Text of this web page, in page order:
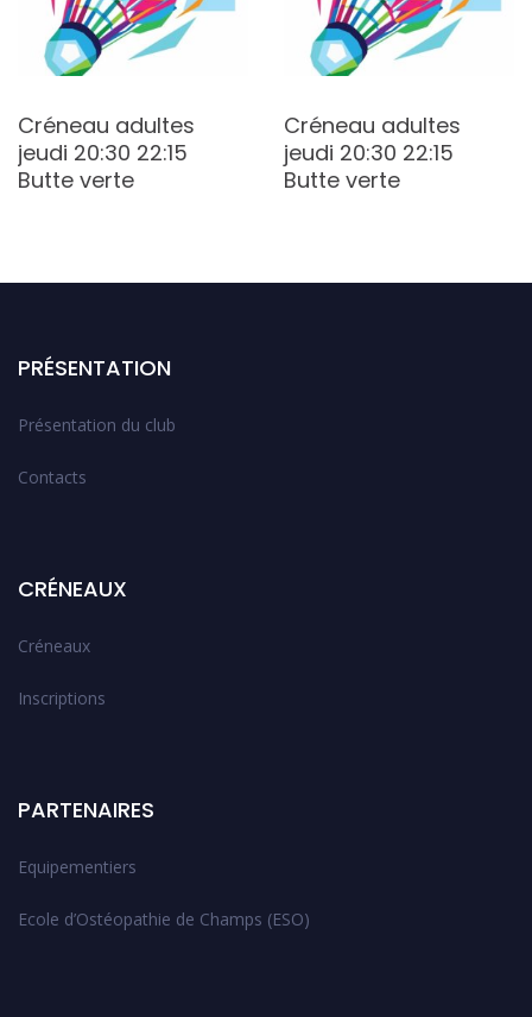
Créneau adultes
jeudi 20:30 22:15
Butte verte
Créneau adultes
jeudi 20:30 22:15
Butte verte
PRÉSENTATION
Présentation du club
Contacts
CRÉNEAUX
Créneaux
Inscriptions
PARTENAIRES
Equipementiers
Ecole d’Ostéopathie de Champs (ESO)